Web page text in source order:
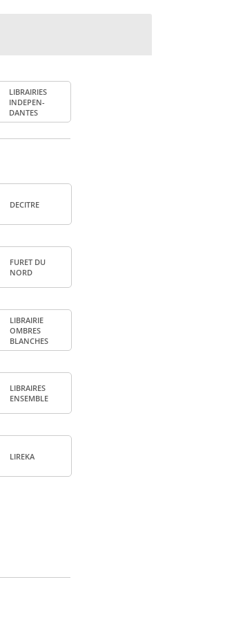
LIBRAI­RIES
INDE­PEN­
DANTES
DECITRE
FURET DU
NORD
LIBRAI­RIE
OMBRES
BLANCHES
LIBRAIRES
ENSEMBLE
LIREKA